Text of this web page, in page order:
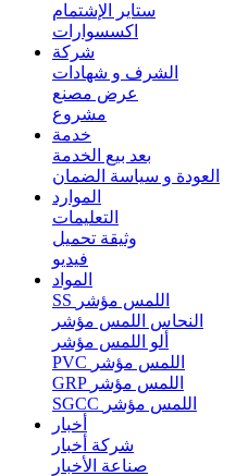
ستاير الإشتمام
اكسسوارات
شركة
الشرف و شهادات
عرض مصنع
مشروع
خدمة
بعد بيع الخدمة
العودة و سياسة الضمان
الموارد
التعليمات
وثيقة تحميل
فيديو
المواد
SS اللمس مؤشر
النحاس اللمس مؤشر
ألو اللمس مؤشر
PVC اللمس مؤشر
GRP اللمس مؤشر
SGCC اللمس مؤشر
أخبار
شركة أخبار
صناعة الأخبار